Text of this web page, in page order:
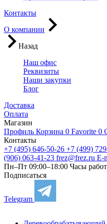
Контакты
О компании
Назад
Наш офис
Реквизиты
Наши закупки
Блог
Доставка
Оплата
Магазин
Профиль Корзина 0 Favorite 0
Контакты
+7 (495) 646-50-26 +7 (499)
(906) 063-41-23 frez@frez.ru E-
Пн–Пт 09:00–18:00 Часы
Подписаться
Telegram